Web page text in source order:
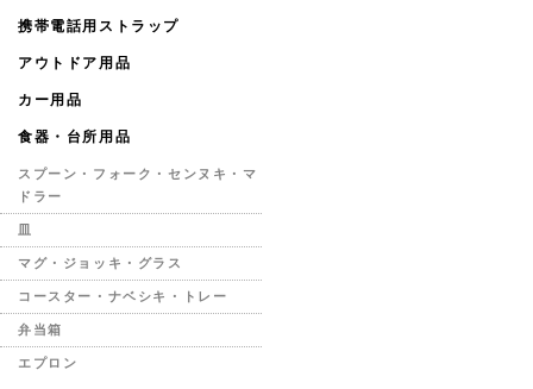
携帯電話用ストラップ
アウトドア用品
カー用品
食器・台所用品
スプーン・フォーク・センヌキ・マ
ドラー
マグ・ジョッキ・グラス
コースター・ナベシキ・トレー
弁当箱
エプロン